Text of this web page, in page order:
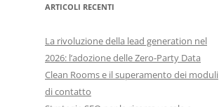
ARTICOLI RECENTI
La rivoluzione della lead generation nel
2026: l’adozione delle Zero-Party Data
Clean Rooms e il superamento dei moduli
di contatto